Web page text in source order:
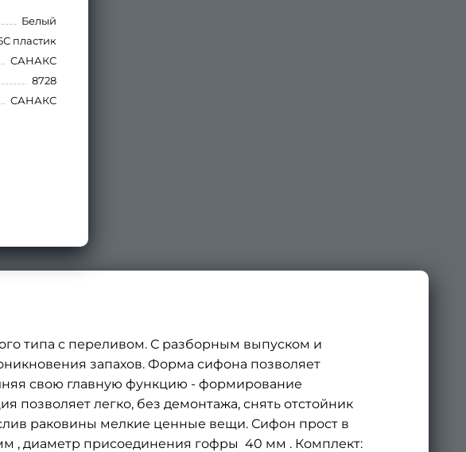
Белый
пластик
САНАКС
8728
САНАКС
типа с переливом. С разборным выпуском и
запахов. Форма сифона позволяет
свою главную функцию - формирование
позволяет легко, без демонтажа, снять отстойник
раковины мелкие ценные вещи. Сифон прост в
, диаметр присоединения гофры 40 мм . Комплект: